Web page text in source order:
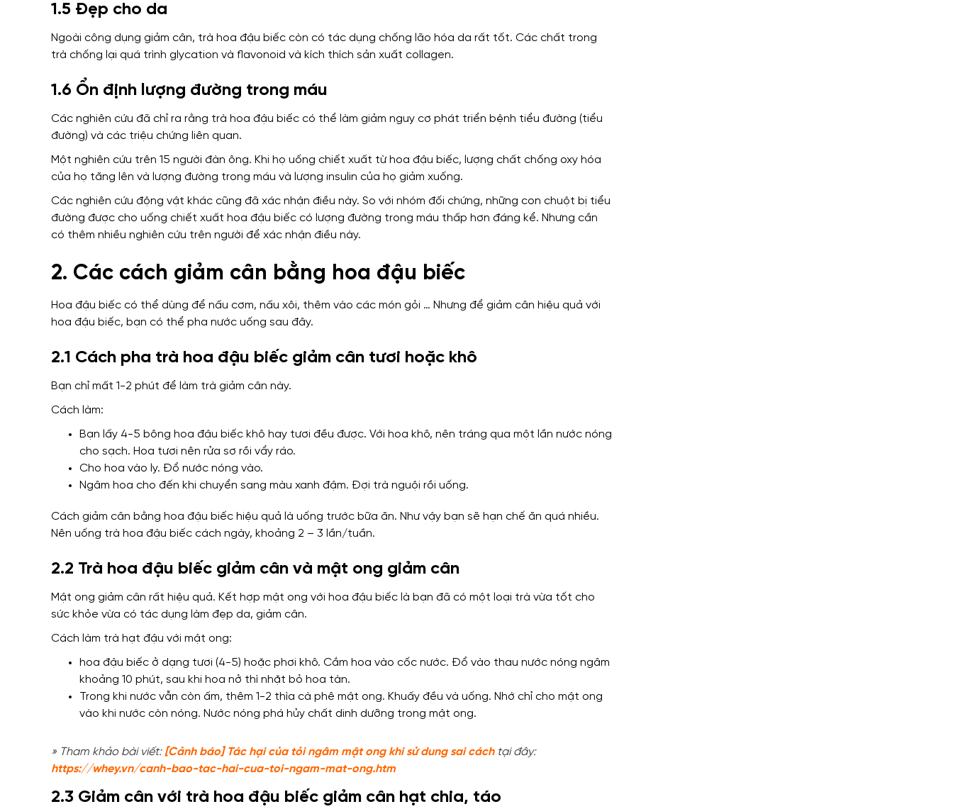
1.5 Đẹp cho da
Ngoài công dụng giảm cân, trà hoa đậu biếc còn có tác dụng chống lão hóa da rất tốt. Các chất trong
trà chống lại quá trình glycation và flavonoid và kích thích sản xuất collagen.
1.6 Ổn định lượng đường trong máu
Các nghiên cứu đã chỉ ra rằng trà hoa đậu biếc có thể làm giảm nguy cơ phát triển bệnh tiểu đường (tiểu
đường) và các triệu chứng liên quan.
Một nghiên cứu trên 15 người đàn ông. Khi họ uống chiết xuất từ ​​hoa đậu biếc, lượng chất chống oxy hóa
của họ tăng lên và lượng đường trong máu và lượng insulin của họ giảm xuống.
Các nghiên cứu động vật khác cũng đã xác nhận điều này. So với nhóm đối chứng, những con chuột bị tiểu
đường được cho uống chiết xuất hoa đậu biếc có lượng đường trong máu thấp hơn đáng kể. Nhưng cần
có thêm nhiều nghiên cứu trên người để xác nhận điều này.
2. Các cách giảm cân bằng hoa đậu biếc
Hoa đậu biếc có thể dùng để nấu cơm, nấu xôi, thêm vào các món gỏi … Nhưng để giảm cân hiệu quả với
hoa đậu biếc, bạn có thể pha nước uống sau đây.
2.1 Cách pha trà hoa đậu biếc giảm cân tươi hoặc khô
Bạn chỉ mất 1-2 phút để làm trà giảm cân này.
Cách làm:
Bạn lấy 4-5 bông hoa đậu biếc khô hay tươi đều được. Với hoa khô, nên tráng qua một lần nước nóng
cho sạch. Hoa tươi nên rửa sơ rồi vẩy ráo.
Cho hoa vào ly. Đổ nước nóng vào.
Ngâm hoa cho đến khi chuyển sang màu xanh đậm. Đợi trà nguội rồi uống.
Cách giảm cân bằng hoa đậu biếc hiệu quả là uống trước bữa ăn. Như vậy bạn sẽ hạn chế ăn quá nhiều.
Nên uống trà hoa đậu biếc cách ngày, khoảng 2 – 3 lần/tuần.
2.2 Trà hoa đậu biếc giảm cân và mật ong giảm cân
Mật ong giảm cân rất hiệu quả. Kết hợp mật ong với hoa đậu biếc là bạn đã có một loại trà vừa tốt cho
sức khỏe vừa có tác dụng làm đẹp da, giảm cân.
Cách làm trà hạt đậu với mật ong:
hoa đậu biếc ở dạng tươi (4-5) hoặc phơi khô. Cắm hoa vào cốc nước. Đổ vào thau nước nóng ngâm
khoảng 10 phút, sau khi hoa nở thì nhặt bỏ hoa tàn.
Trong khi nước vẫn còn ấm, thêm 1-2 thìa cà phê mật ong. Khuấy đều và uống. Nhớ chỉ cho mật ong
vào khi nước còn nóng. Nước nóng phá hủy chất dinh dưỡng trong mật ong.
» Tham khảo bài viết:[Cảnh báo] Tác hại của tỏi ngâm mật ong khi sử dung sai cáchtại đây:
https://whey.vn/canh-bao-tac-hai-cua-toi-ngam-mat-ong.htm
2.3 Giảm cân với trà hoa đậu biếc giảm cân hạt chia, táo